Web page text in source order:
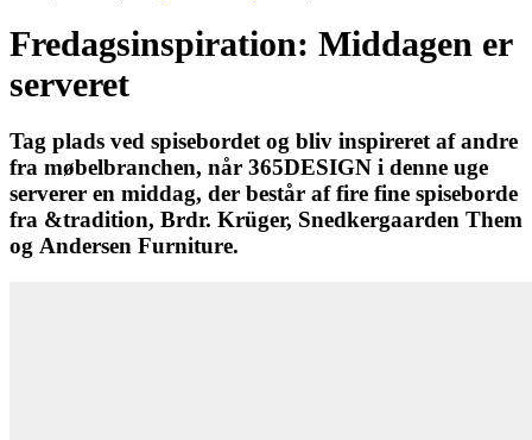
Fredagsinspiration: Middagen er
serveret
Tag plads ved spisebordet og bliv inspireret af andre
fra møbelbranchen, når 365DESIGN i denne uge
serverer en middag, der består af fire fine spiseborde
fra &tradition, Brdr. Krüger, Snedkergaarden Them
og Andersen Furniture.